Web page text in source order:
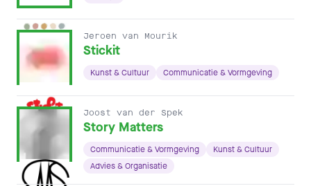
Jeroen van Mourik
Stickit
Kunst & Cultuur Communicatie & Vormgeving
Joost van der Spek
Story Matters
Communicatie & Vormgeving
Kunst & Cultuur
Advies & Organisatie